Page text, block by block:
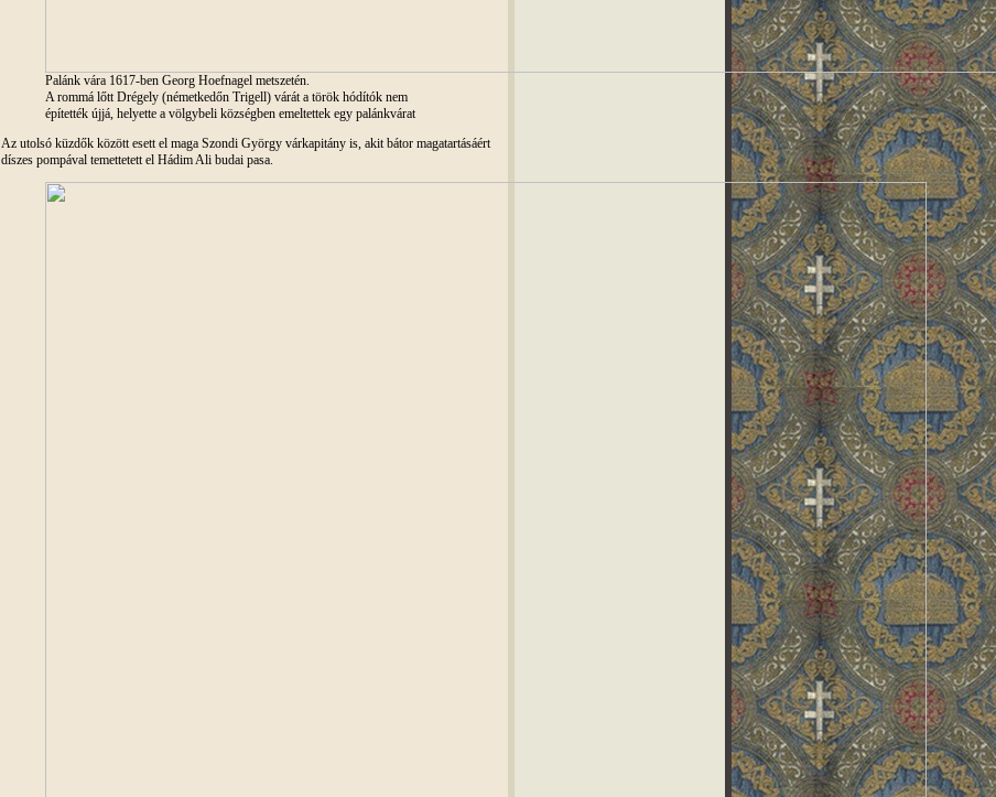
Palánk vára 1617-ben Georg Hoefnagel metszetén.
A rommá lőtt Drégely (németkedőn Trigell) várát a török hódítók nem
építették újjá, helyette a völgybeli községben emeltettek egy palánkvárat
Az utolsó küzdők között esett el maga Szondi György várkapitány is, akit bátor magatartásáért
díszes pompával temettetett el Hádim Ali budai pasa.